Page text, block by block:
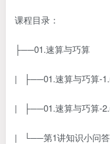
课程目录：
├──01.速算与巧算
| ├──01.速算与巧算-
| ├──01.速算与巧算-
| └──第1讲知识小问